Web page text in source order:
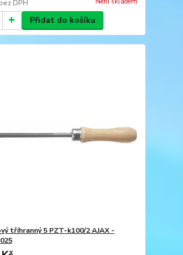
bez DPH
Přidat do košíku
tříhranný 5 PZT-k100/2 AJAX -